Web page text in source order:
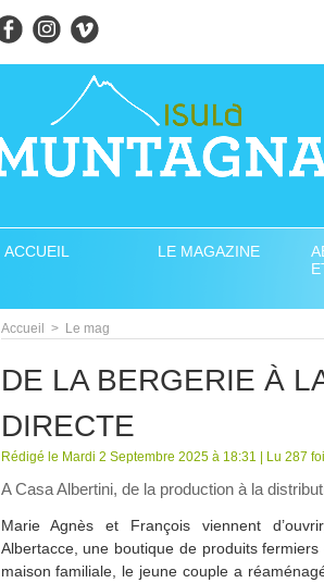
ACCUEIL LE MAGAZINE
Accueil > Le mag
DE LA BERGERIE À
DIRECTE
Rédigé le Mardi 2 Septembre 2025 à 18:31 | Lu 287
A Casa Albertini, de la production à la
Marie Agnès et François viennent
Albertacce, une boutique de produits
maison familiale, le jeune couple a